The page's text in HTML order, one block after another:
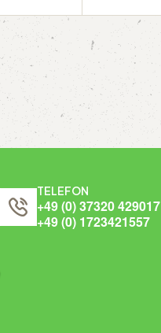
TELEFON
+49 (0) 37320 429017
+49 (0) 1723421557